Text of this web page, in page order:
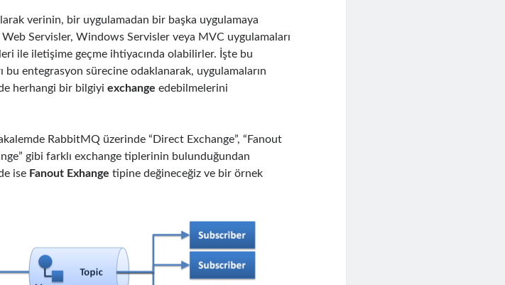
verinin, bir uygulamadan bir başka uygulamaya
Web Servisler, Windows Servisler veya MVC uygulamaları
ile iletişime geçme ihtiyacında olabilirler. İşte bu
bu entegrasyon sürecine odaklanarak, uygulamaların
herhangi bir bilgiyiexchange edebilmelerini
RabbitMQ üzerinde “Direct Exchange”, “Fanout
gibi farklı exchange tiplerinin bulunduğundan
ise Fanout Exhange tipine değineceğiz ve bir örnek